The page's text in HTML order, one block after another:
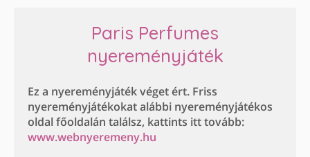
Paris Perfumes
nyereményjáték
Ez a nyereményjáték véget ért. Friss
nyereményjátékokat alábbi nyereményjátékos
oldal főoldalán találsz, kattints itt tovább:
www.webnyeremeny.hu